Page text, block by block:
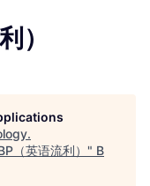
）
.
（英语流利） " B